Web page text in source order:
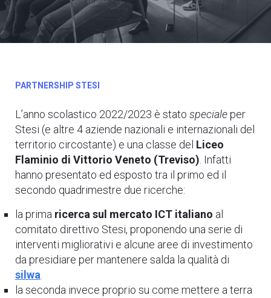
PARTNERSHIP STESI
L’anno scolastico 2022/2023 è stato specialeper
Stesi (e altre 4 aziende nazionali e internazionali del
territorio circostante) e una classe del Liceo
Flaminio di Vittorio Veneto (Treviso) . Infatti
hanno presentato ed esposto tra il primo ed il
secondo quadrimestre due ricerche:
la prima ricerca sul mercato ICT italiano al
comitato direttivo Stesi, proponendo una serie di
interventi migliorativi e alcune aree di investimento
da presidiare per mantenere salda la qualità di
silwa
la seconda invece proprio su come mettere a terra